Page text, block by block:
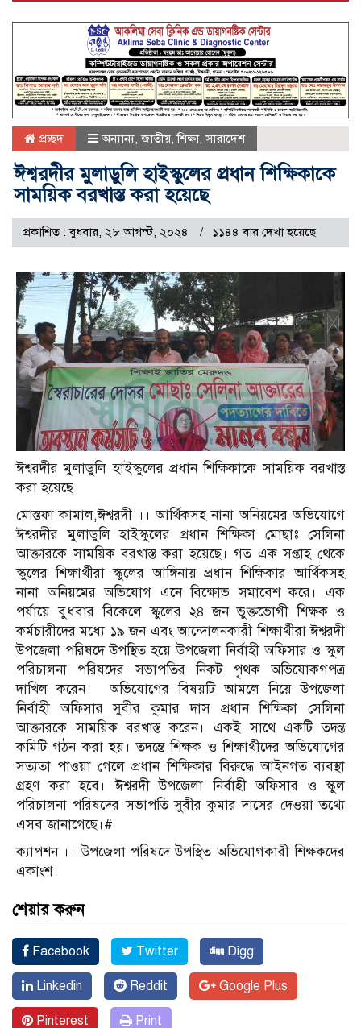
প্রচ্ছদ অন্যান্য,জাতীয়,শিক্ষা,সারাদেশ
ঈশ্বরদীর মুলাডুলি হাইস্কুলের প্রধান শিক্ষিকাকে
সাময়িক বরখাস্ত করা হয়েছে
প্রকাশিত : বুধবার, ২৮ আগস্ট, ২০২৪ ১১৪৪ বার দেখা হয়েছে
ঈশ্বরদীর মুলাডুলি হাইস্কুলের প্রধান শিক্ষিকাকে সাময়িক বরখাস্ত
করা হয়েছে
মোস্তফা কামাল,ঈশ্বরদী ।। আর্থিকসহ নানা অনিয়মের অভিযোগে
ঈশ্বরদীর মুলাডুলি হাইস্কুলের প্রধান শিক্ষিকা মোছাঃ সেলিনা
আক্তারকে সাময়িক বরখাস্ত করা হয়েছে। গত এক সপ্তাহ থেকে
স্কুলের শিক্ষার্থীরা স্কুলের আঙ্গিনায় প্রধান শিক্ষিকার আর্থিকসহ
নানা অনিয়মের অভিযোগ এনে বিক্ষোভ সমাবেশ করে। এক
পর্যায়ে বুধবার বিকেলে স্কুলের ২৪ জন ভুক্তভোগী শিক্ষক ও
কর্মচারীদের মধ্যে ১৯ জন এবং আন্দোলনকারী শিক্ষার্থীরা ঈশ্বরদী
উপজেলা পরিষদে উপস্থিত হয়ে উপজেলা নির্বাহী অফিসার ও স্কুল
পরিচালনা পরিষদের সভাপতির নিকট পৃথক অভিযোকগপত্র
দাখিল করেন। অভিযোগের বিষয়টি আমলে নিয়ে উপজেলা
নির্বাহী অফিসার সুবীর কুমার দাস প্রধান শিক্ষিকা সেলিনা
আক্তারকে সাময়িক বরখাস্ত করেন। একই সাথে একটি তদন্ত
কমিটি গঠন করা হয়। তদন্তে শিক্ষক ও শিক্ষার্থীদের অভিযোগের
সত্যতা পাওয়া গেলে প্রধান শিক্ষিকার বিরুদ্ধে আইনগত ব্যবস্থা
গ্রহণ করা হবে। ঈশ্বরদী উপজেলা নির্বাহী অফিসার ও স্কুল
পরিচালনা পরিষদের সভাপতি সুবীর কুমার দাসের দেওয়া তথ্যে
এসব জানাগেছে।#
ক্যাপশন ।। উপজেলা পরিষদে উপস্থিত অভিযোগকারী শিক্ষকদের
একাংশ।
শেয়ার করুন
Facebook Twitter Digg
Linkedin Reddit Google Plus
Pinterest Print